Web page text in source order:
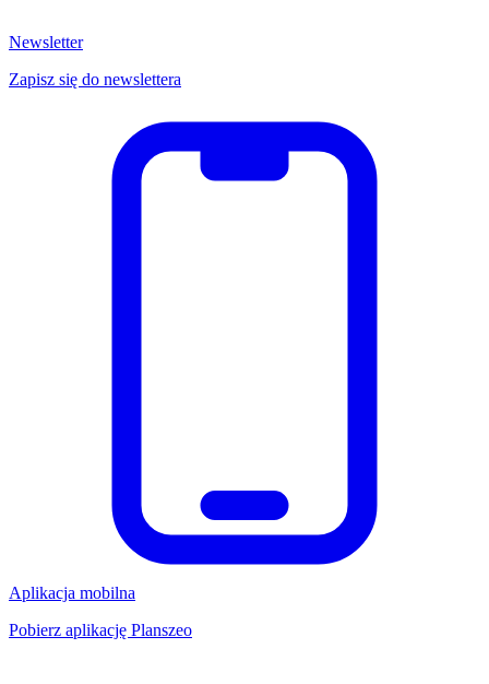
Newsletter
Zapisz się do newslettera
Aplikacja mobilna
Pobierz aplikację Planszeo